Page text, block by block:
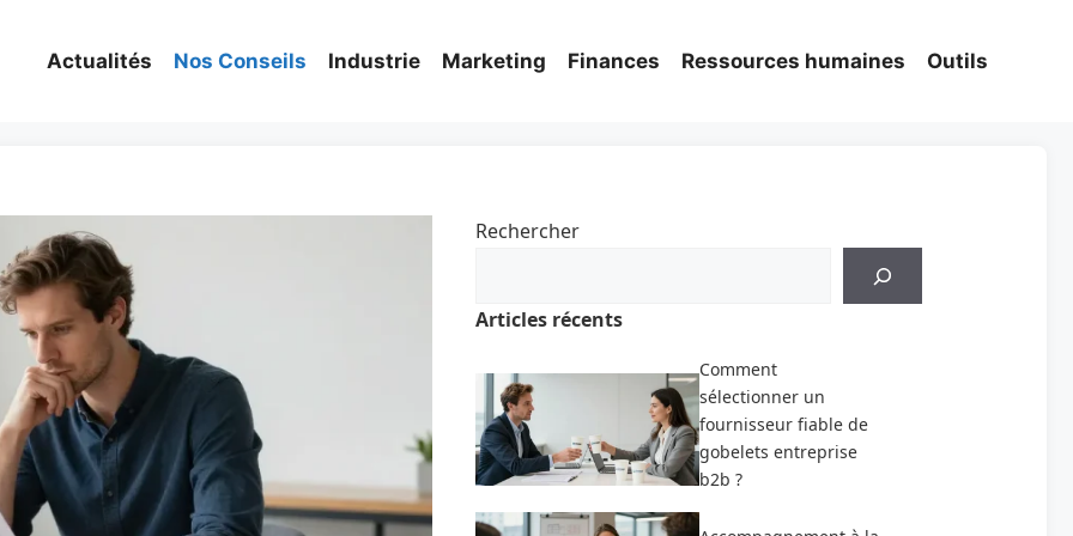
Actualités Nos Conseils Industrie Marketing Finances Ressources humaines Outils
Rechercher
Articles récents
Comment
sélectionner un
fournisseur fiable de
gobelets entreprise
b2b ?